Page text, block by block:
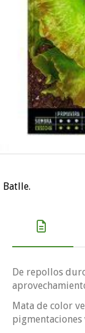
Batlle.
De repollos
Mata de color
pigmentaciones